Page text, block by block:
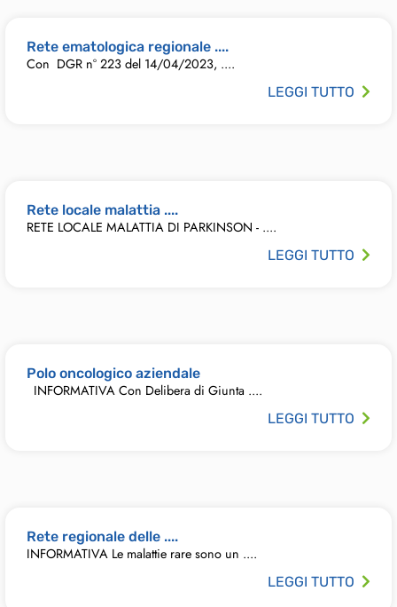
Rete ematologica regionale ....
Con DGR n° 223 del 14/04/2023, ....
LEGGI TUTTO
Rete locale malattia ....
RETE LOCALE MALATTIA DI PARKINSON - ....
LEGGI TUTTO
Polo oncologico aziendale
INFORMATIVA Con Delibera di Giunta ....
LEGGI TUTTO
Rete regionale delle ....
INFORMATIVA Le malattie rare sono un ....
LEGGI TUTTO